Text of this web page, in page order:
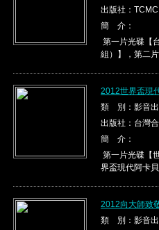
出版社：TCMC
簡 介：
第一片光碟【
組）】，第二
2012世界盃現
類 別：影音
出版社：台灣
簡 介：
第一片光碟【
界盃現代阿卡
2012向大師致
類 別：影音